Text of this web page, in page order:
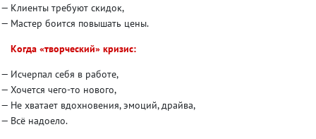
Клиенты требуют скидок,
Мастер боится повышать цены.
Когда «творческий» кризис:
Исчерпал себя в работе,
Хочется чего-то нового,
Не хватает вдохновения, эмоций, драйва,
Всё надоело.